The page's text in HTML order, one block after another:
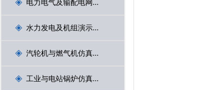
电力电气及输配电网...
水力发电及机组演示...
汽轮机与燃气机仿真...
工业与电站锅炉仿真...